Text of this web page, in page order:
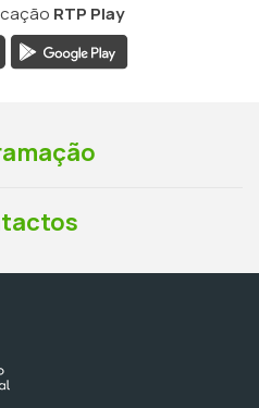
RTP Play